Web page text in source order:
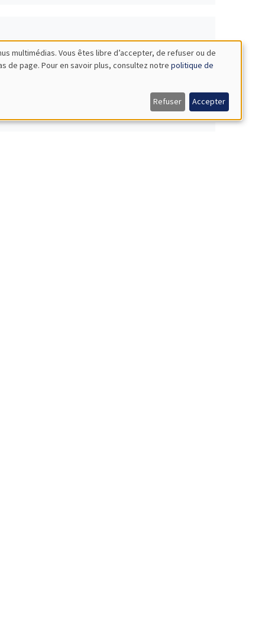
multimédias. Vous êtes libre d’accepter, de refuser ou de
de page. Pour en savoir plus, consultez notre politique de
Refuser Accepter